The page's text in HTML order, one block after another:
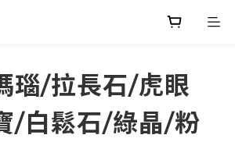
瑙/拉長石/虎眼
/白鬆石/綠晶/粉